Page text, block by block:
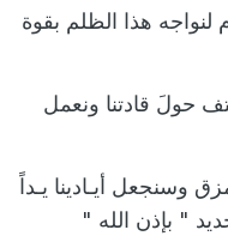
لنواجه هذا الظلم بقوة
حولَ قادتنا ونعمل
وسنجعل أيـادينا يـداً
" بإذن الله"